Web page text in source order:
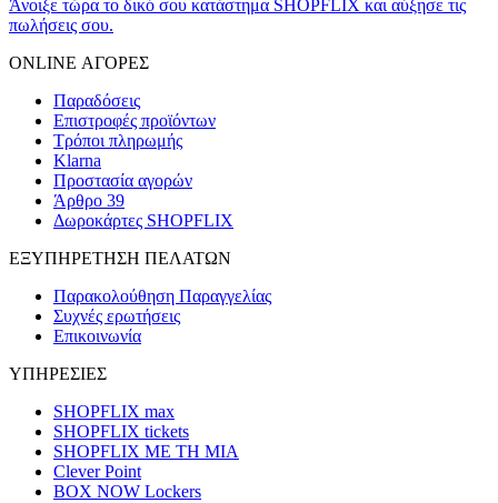
Άνοιξε τώρα το δικό σου κατάστημα SHOPFLIX και αύξησε τις
πωλήσεις σου.
ONLINE ΑΓΟΡΕΣ
Παραδόσεις
Επιστροφές προϊόντων
Τρόποι πληρωμής
Klarna
Προστασία αγορών
Άρθρο 39
Δωροκάρτες SHOPFLIX
ΕΞΥΠΗΡΕΤΗΣΗ ΠΕΛΑΤΩΝ
Παρακολούθηση Παραγγελίας
Συχνές ερωτήσεις
Επικοινωνία
ΥΠΗΡΕΣΙΕΣ
SHOPFLIX max
SHOPFLIX tickets
SHOPFLIX ΜΕ ΤΗ ΜΙΑ
Clever Point
BOX NOW Lockers